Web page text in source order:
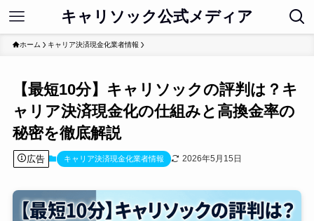
キャリソック公式メディア
ホーム キャリア決済現金化業者情報
【最短10分】キャリソックの評判は？キ
ャリア決済現金化の仕組みと高換金率の
秘密を徹底解説
広告 キャリア決済現金化業者情報 2026年5月15日